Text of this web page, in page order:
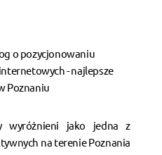
wyróżnieni jako jedna z
na terenie Poznania